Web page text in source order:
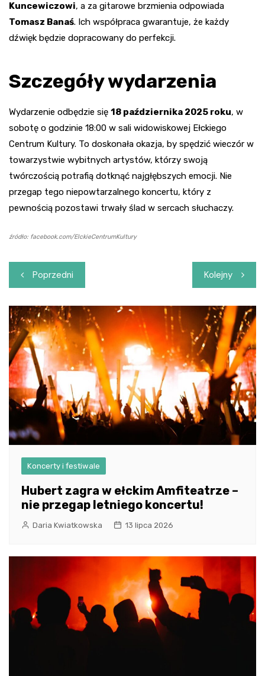
Kuncewiczowi, a za gitarowe brzmienia odpowiada
Tomasz Banaś. Ich współpraca gwarantuje, że każdy
dźwięk będzie dopracowany do perfekcji.
Szczegóły wydarzenia
Wydarzenie odbędzie się 18 października 2025 roku, w
sobotę o godzinie 18:00 w sali widowiskowej Ełckiego
Centrum Kultury. To doskonała okazja, by spędzić wieczór w
towarzystwie wybitnych artystów, którzy swoją
twórczością potrafią dotknąć najgłębszych emocji. Nie
przegap tego niepowtarzalnego koncertu, który z
pewnością pozostawi trwały ślad w sercach słuchaczy.
źródło: facebook.com/ElckieCentrumKultury
Nawigacja
wpisu
Poprzedni Kolejny
Koncerty i festiwale
Hubert zagra w ełckim Amfiteatrze –
nie przegap letniego koncertu!
Daria Kwiatkowska 13 lipca 2026